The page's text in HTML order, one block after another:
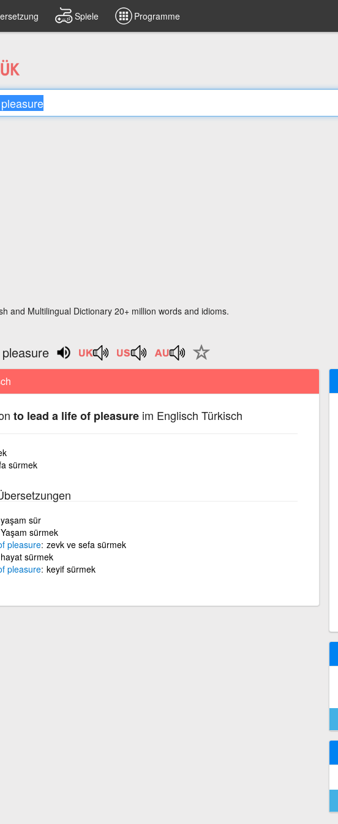
Spiele Programme
and Multilingual Dictionary 20+ million words and idioms.
to lead a life of pleasureim Englisch Türkisch
sürmek
yaşam sür
Yaşam sürmek
pleasure zevk ve sefa sürmek
hayat sürmek
pleasure keyif sürmek